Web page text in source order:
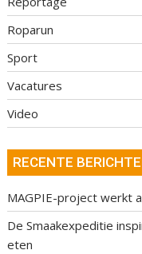
Roparun
Sport
Vacatures
Video
RECENTE
MAGPIE-project werkt
De Smaakexpeditie
eten